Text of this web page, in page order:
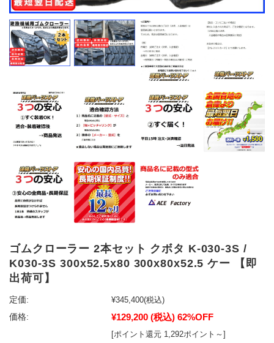
ゴムクローラー 2本セット クボタ K-030-3S /
K030-3S 300x52.5x80 300x80x52.5 ケー 【即
出荷可】
定価: ¥345,400(税込)
価格:
¥129,200 (税込) 62%OFF
[ポイント還元 1,292ポイント～]